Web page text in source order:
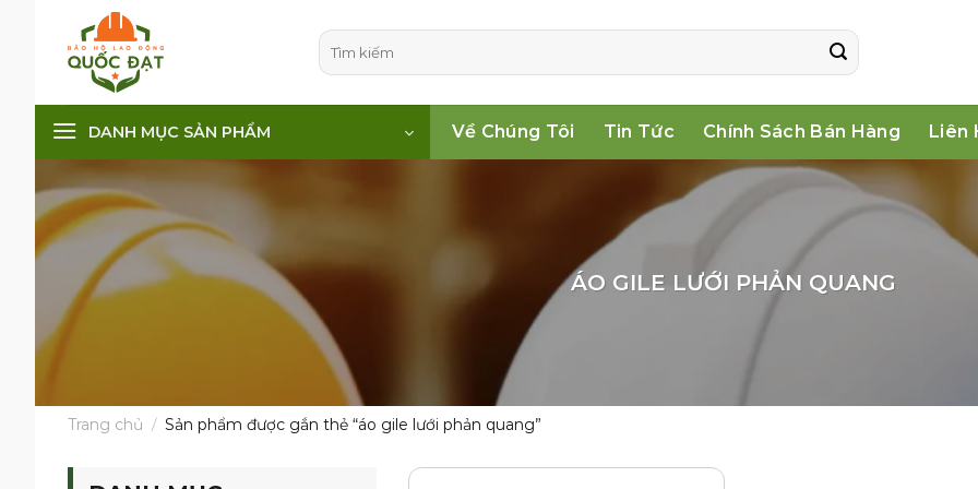
content
Tìm
kiếm:
DANH MỤC SẢN PHẨM Về Chúng Tôi Tin Tức Chính Sách Bán Hàng Liên
ÁO GILE LƯỚI PHẢN QUANG
Trang chủ / Sản phẩm được gắn thẻ “áo gile lưới phản quang”